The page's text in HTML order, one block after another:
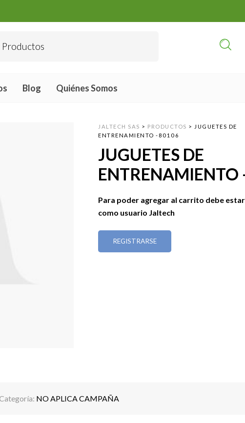
Blog Quiénes Somos
JALTECH SAS > PRODUCTOS >
JUGUETES DE
ENTRENAMIENTO -80106
JUGUETES DE
Para poder agregar al carrito debe
como usuario Jaltech
REGISTRARSE
NO APLICA CAMPAÑA